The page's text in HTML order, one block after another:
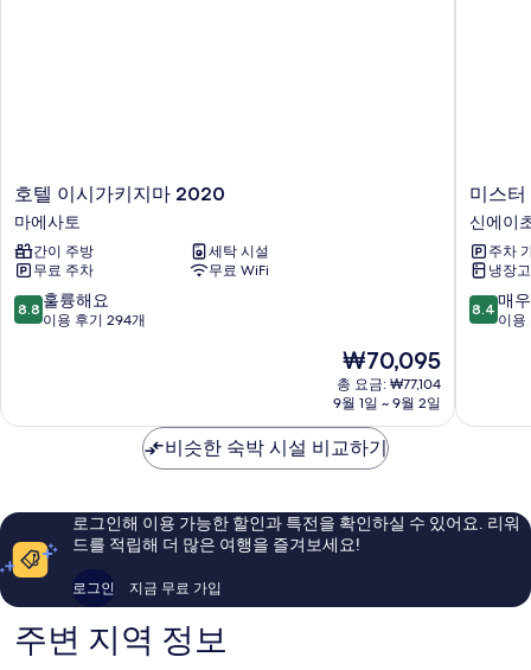
호
텔
이
시
가
키
지
사
호텔 이시가키지마 2020
마에사토
간이 주방
세탁 시설
무료 주차
무료 WiFi
10
점
점,
요,
용
후
개
8.8 훌륭해요
이용 후기 294개
현
재
요
₩70,095
₩70,095
총 요금: ₩77,104
9월 1일 ~ 9월 2일
미
스
터
.
킨
조
그
신
미스
신에이
주차
냉장고
10
점
점,
아
요,
8.4 매
이용
비슷한 숙박 시설 비교하기
로그인해 이용 가능한 할인과 특전을 확인하실 수 있어요. 리워
드를 적립해 더 많은 여행을 즐겨보세요!
로그인 지금 무료 가입
주변 지역 정보